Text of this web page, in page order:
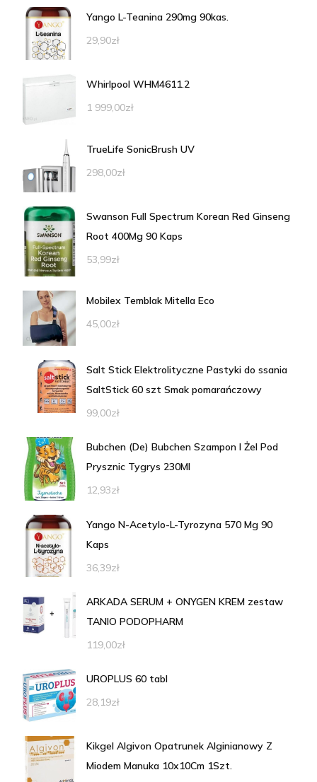
Yango L-Teanina 290mg 90kas.
29,90zł
Whirlpool WHM4611.2
1 999,00zł
TrueLife SonicBrush UV
298,00zł
Swanson Full Spectrum Korean Red Ginseng
Root 400Mg 90 Kaps
53,99zł
Mobilex Temblak Mitella Eco
45,00zł
Salt Stick Elektrolityczne Pastyki do ssania
SaltStick 60 szt Smak pomarańczowy
99,00zł
Bubchen (De) Bubchen Szampon I Żel Pod
Prysznic Tygrys 230Ml
12,93zł
Yango N-Acetylo-L-Tyrozyna 570 Mg 90
Kaps
36,39zł
ARKADA SERUM + ONYGEN KREM zestaw
TANIO PODOPHARM
119,00zł
UROPLUS 60 tabl
28,19zł
Kikgel Algivon Opatrunek Alginianowy Z
Miodem Manuka 10x10Cm 1Szt.